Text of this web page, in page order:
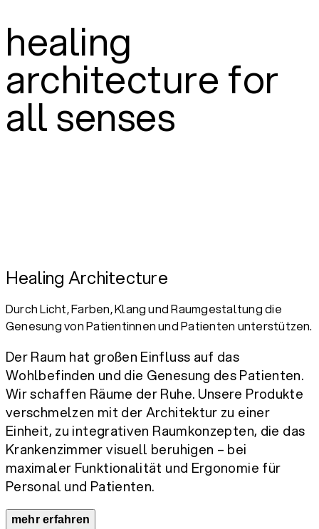
healing
architecture for
all senses
Healing Architecture
Durch Licht, Farben, Klang und Raumgestaltung die
Genesung von Patientinnen und Patienten unterstützen.
Der Raum hat großen Einfluss auf das
Wohlbefinden und die Genesung des Patienten.
Wir schaffen Räume der Ruhe. Unsere Produkte
verschmelzen mit der Architektur zu einer
Einheit, zu integrativen Raumkonzepten, die das
Krankenzimmer visuell beruhigen – bei
maximaler Funktionalität und Ergonomie für
Personal und Patienten.
mehr erfahren